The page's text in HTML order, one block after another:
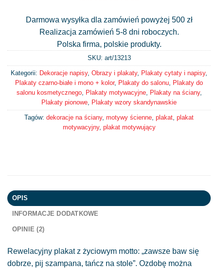
Darmowa wysyłka dla zamówień powyżej 500 zł
Realizacja zamówień 5-8 dni roboczych.
Polska firma, polskie produkty.
SKU: art/13213
Kategorii: Dekoracje napisy, Obrazy i plakaty, Plakaty cytaty i napisy,
Plakaty czarno-białe i mono + kolor, Plakaty do salonu
Plakaty do
salonu kosmetycznego, Plakaty motywacyjne, Plakaty na ściany,
Plakaty pionowe
Plakaty wzory skandynawskie
Tagów: dekoracje na ściany, motywy ścienne plakat plakat
motywacyjny, plakat motywujący
OPIS
INFORMACJE DODATKOWE
OPINIE (2)
Rewelacyjny plakat z życiowym motto: „zawsze baw się
dobrze, pij szampana, tańcz na stole”. Ozdobę można